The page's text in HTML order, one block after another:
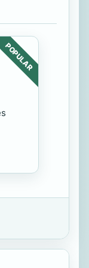
POPULAR